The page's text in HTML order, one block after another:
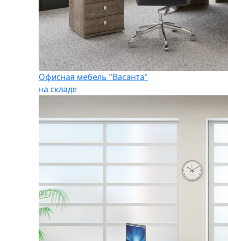
Офисная мебель "Васанта"
на складе